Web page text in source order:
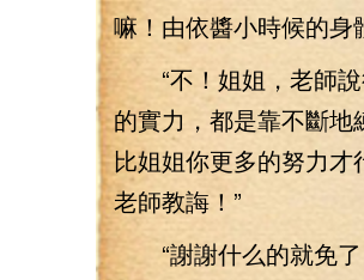
嘛！由依醬小時候的身
“不！姐姐，老師說
的實力，都是靠不斷地
比姐姐你更多的努力才
老師教誨！”
“謝謝什么的就免了